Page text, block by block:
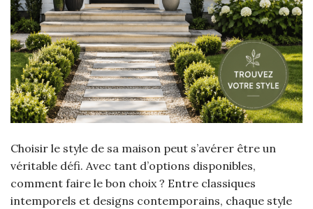
Choisir le style de sa maison peut s’avérer être un
véritable défi. Avec tant d’options disponibles,
comment faire le bon choix ? Entre classiques
intemporels et designs contemporains, chaque style